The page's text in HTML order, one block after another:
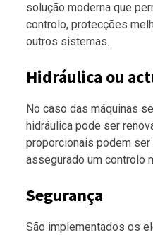
solução moderna que
controlo, protecções
outros sistemas.
Hidráulica ou
No caso das máquinas
hidráulica pode ser
proporcionais podem
assegurado um controlo
Segurança
São implementados os